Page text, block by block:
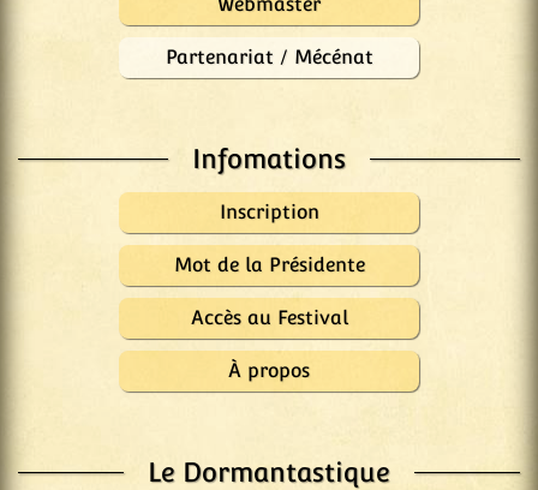
Webmaster
Partenariat / Mécénat
Infomations
Inscription
Mot de la Présidente
Accès au Festival
À propos
Le Dormantastique